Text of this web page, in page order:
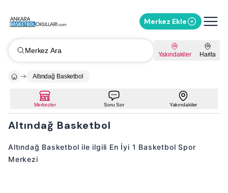
Merkez Ekle
Merkez Ara Yakındakiler Harita
Altındağ Basketbol
Merkezler Soru Sor Yakındakiler
Altındağ Basketbol
Altındağ Basketbol ile ilgili En İyi 1 Basketbol Spor
Merkezi